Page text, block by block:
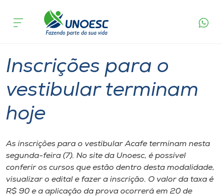
Cursos
Atendimento ao Estudante
Portal de Ensino
A
Unoesc
acontece
Inscrições para o
vestibular terminam
hoje
As inscrições para o vestibular Acafe terminam nesta
segunda-feira (7). No site da Unoesc, é possível
conferir os cursos que estão dentro desta modalidade,
visualizar o edital e fazer a inscrição. O valor da taxa é
R$ 90 e a aplicação da prova ocorrerá em 20 de